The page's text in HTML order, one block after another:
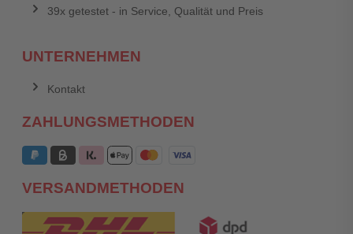
39x getestet - in Service, Qualität und Preis
UNTERNEHMEN
Kontakt
ZAHLUNGSMETHODEN
VERSANDMETHODEN